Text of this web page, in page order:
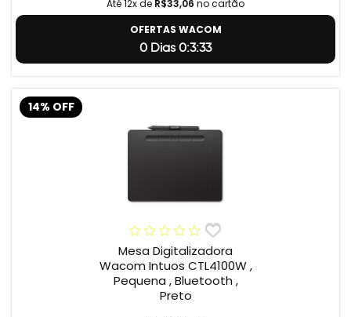
Até 12x de R$33,06 no cartão
OFERTAS WACOM
0 Dias 0:3:32
14% OFF
Mesa Digitalizadora
Wacom Intuos CTL4100W ,
Pequena , Bluetooth ,
Preto